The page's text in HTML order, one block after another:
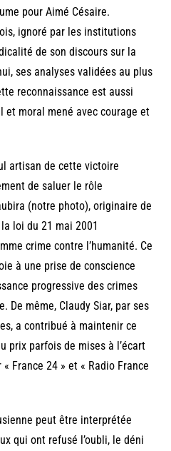
pour Aimé Césaire.
ignoré par les institutions
de son discours sur la
ses analyses validées au plus
reconnaissance est aussi
et moral mené avec courage et
artisan de cette victoire
de saluer le rôle
(notre photo), originaire de
loi du 21 mai 2001
crime contre l’humanité. Ce
à une prise de conscience
progressive des crimes
De même, Claudy Siar, par ses
a contribué à maintenir ce
prix parfois de mises à l’écart
France 24 » et « Radio France
peut être interprétée
qui ont refusé l’oubli, le déni